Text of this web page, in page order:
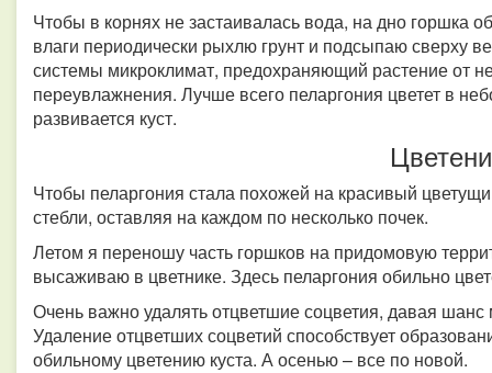
Чтобы в корнях не застаивалась вода, на дно горшка
влаги периодически рыхлю грунт и подсыпаю сверху
системы микроклимат, предохраняющий растение от
переувлажнения. Лучше всего пеларгония цветет в
развивается куст.
Чтобы пеларгония стала похожей на красивый
стебли, оставляя на каждом по несколько почек.
Летом я переношу часть горшков на придомовую
высаживаю в цветнике. Здесь пеларгония обильно
Очень важно удалять отцветшие соцветия, давая
Удаление отцветших соцветий способствует
обильному цветению куста. А осенью – все по новой.